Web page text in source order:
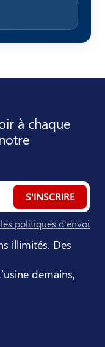
à chaque
S'INSCRIRE
politiques d'envoi
illimités. Des
demains,